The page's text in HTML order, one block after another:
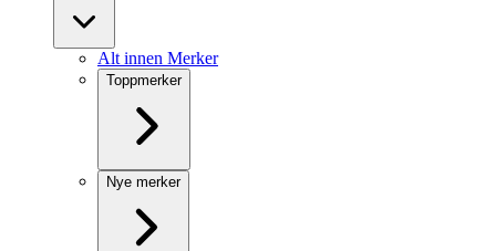
Alt innen Merker
Toppmerker
Nye merker